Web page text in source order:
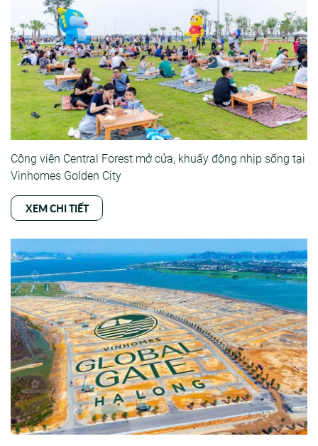
Công viên Central Forest mở cửa, khuấy động nhịp sống tại
Vinhomes Golden City
XEM CHI TIẾT